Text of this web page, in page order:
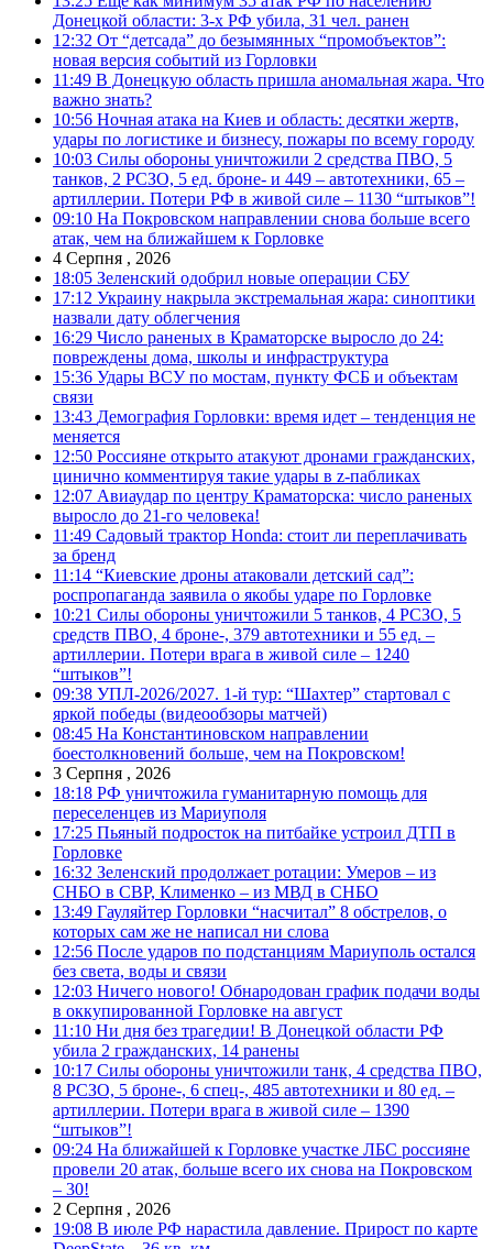
Донецкой области: 3-х РФ убила, 31 чел. ранен
12:32 От “детсада” до безымянных “промобъектов”:
новая версия событий из Горловки
11:49 В Донецкую область пришла аномальная жара. Что
важно знать?
10:56 Ночная атака на Киев и область: десятки жертв,
удары по логистике и бизнесу, пожары по всему городу
10:03 Силы обороны уничтожили 2 средства ПВО, 5
танков, 2 РСЗО, 5 ед. броне- и 449 – автотехники, 65 –
артиллерии. Потери РФ в живой силе – 1130 “штыков”!
09:10 На Покровском направлении снова больше всего
атак, чем на ближайшем к Горловке
4 Серпня , 2026
18:05 Зеленский одобрил новые операции СБУ
17:12 Украину накрыла экстремальная жара: синоптики
назвали дату облегчения
16:29 Число раненых в Краматорске выросло до 24:
повреждены дома, школы и инфраструктура
15:36 Удары ВСУ по мостам, пункту ФСБ и объектам
связи
13:43 Демография Горловки: время идет – тенденция не
меняется
12:50 Россияне открыто атакуют дронами гражданских,
цинично комментируя такие удары в z-пабликах
12:07 Авиаудар по центру Краматорска: число раненых
выросло до 21-го человека!
11:49 Садовый трактор Honda: стоит ли переплачивать
за бренд
11:14 “Киевские дроны атаковали детский сад”:
роспропаганда заявила о якобы ударе по Горловке
10:21 Силы обороны уничтожили 5 танков, 4 РСЗО, 5
средств ПВО, 4 броне-, 379 автотехники и 55 ед. –
артиллерии. Потери врага в живой силе – 1240
“штыков”!
09:38 УПЛ-2026/2027. 1-й тур: “Шахтер” стартовал с
яркой победы (видеообзоры матчей)
08:45 На Константиновском направлении
боестолкновений больше, чем на Покровском!
3 Серпня , 2026
18:18 РФ уничтожила гуманитарную помощь для
переселенцев из Мариуполя
17:25 Пьяный подросток на питбайке устроил ДТП в
Горловке
16:32 Зеленский продолжает ротации: Умеров – из
СНБО в СВР, Клименко – из МВД в СНБО
13:49 Гауляйтер Горловки “насчитал” 8 обстрелов, о
которых сам же не написал ни слова
12:56 После ударов по подстанциям Мариуполь остался
без света, воды и связи
12:03 Ничего нового! Обнародован график подачи воды
в оккупированной Горловке на август
11:10 Ни дня без трагедии! В Донецкой области РФ
убила 2 гражданских, 14 ранены
10:17 Силы обороны уничтожили танк, 4 средства ПВО,
8 РСЗО, 5 броне-, 6 спец-, 485 автотехники и 80 ед. –
артиллерии. Потери врага в живой силе – 1390
“штыков”!
09:24 На ближайшей к Горловке участке ЛБС россияне
провели 20 атак, больше всего их снова на Покровском
– 30!
2 Серпня , 2026
19:08 В июле РФ нарастила давление. Прирост по карте